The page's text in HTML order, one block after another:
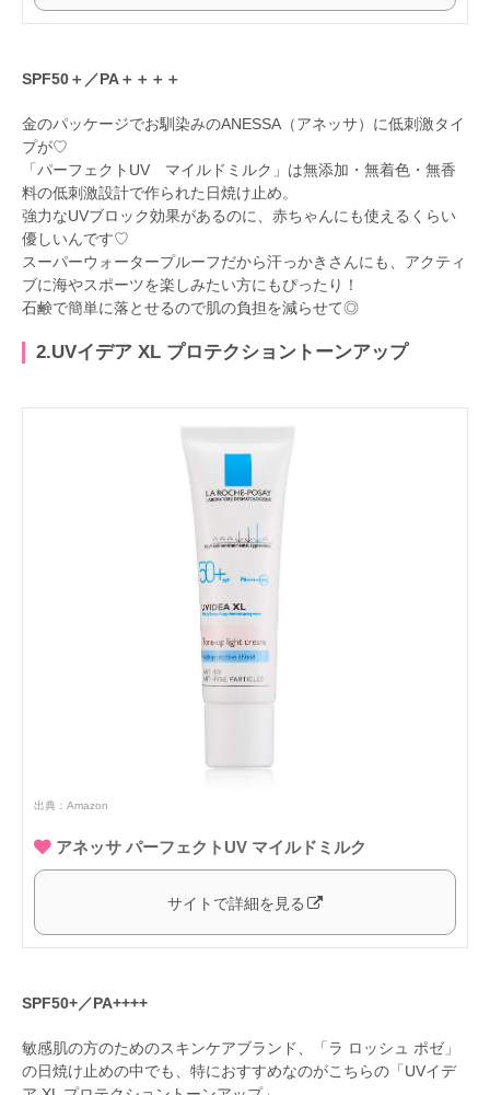
SPF50＋／PA＋＋＋＋
金のパッケージでお馴染みのANESSA（アネッサ）に低刺激タイ
プが♡
「パーフェクトUV マイルドミルク」は無添加・無着色・無香
料の低刺激設計で作られた日焼け止め。
強力なUVブロック効果があるのに、赤ちゃんにも使えるくらい
優しいんです♡
スーパーウォータープルーフだから汗っかきさんにも、アクティ
ブに海やスポーツを楽しみたい方にもぴったり！
石鹸で簡単に落とせるので肌の負担を減らせて◎
2.UVイデア XL プロテクショントーンアップ
出典： Amazon
アネッサ パーフェクトUV マイルドミルク
サイトで詳細を見る
SPF50+／PA++++
敏感肌の方のためのスキンケアブランド、「ラ ロッシュ ポゼ」
の日焼け止めの中でも、特におすすめなのがこちらの「UVイデ